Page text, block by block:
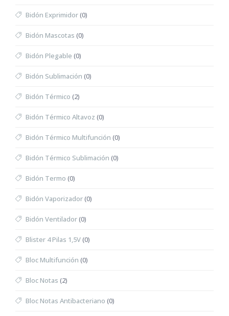
Bidón Exprimidor(0)
Bidón Mascotas (0)
Bidón Plegable (0)
Bidón Sublimación (0)
Bidón Térmico (2)
Bidón Térmico Altavoz (0)
Bidón Térmico Multifunción (0)
Bidón Térmico Sublimación (0)
Bidón Termo (0)
Bidón Vaporizador(0)
Bidón Ventilador(0)
Blister 4 Pilas 1,5V(0)
Bloc Multifunción (0)
Bloc Notas (2)
Bloc Notas Antibacteriano (0)